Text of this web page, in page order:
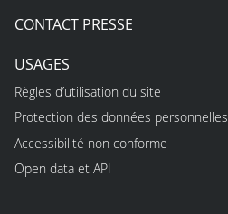
CONTACT PRESSE
USAGES
Règles d’utilisation du site
Protection des données personnelles
Accessibilité non conforme
Open data et API